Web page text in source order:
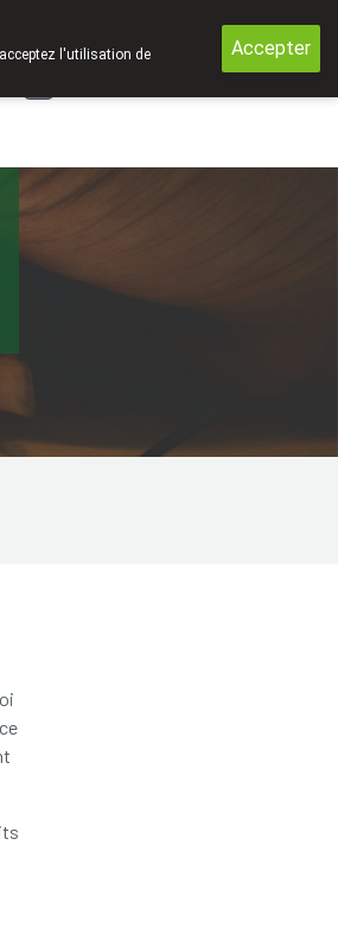
l'utilisation de
Accepter